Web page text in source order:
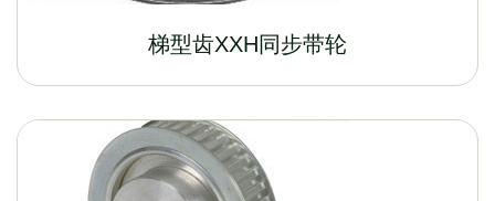
梯型齿XXH同步带轮